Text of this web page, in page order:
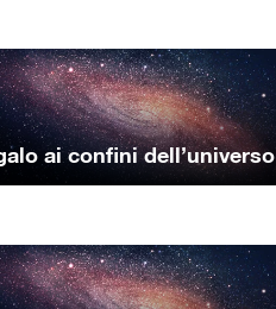
ai confini dell’universo